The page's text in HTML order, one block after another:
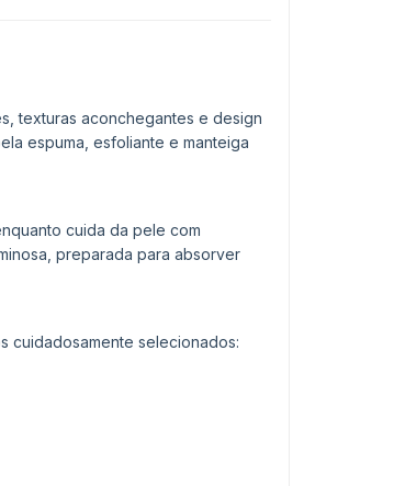
texturas aconchegantes e design
espuma, esfoliante e manteiga
cuida da pele com
preparada para absorver
cuidadosamente selecionados: